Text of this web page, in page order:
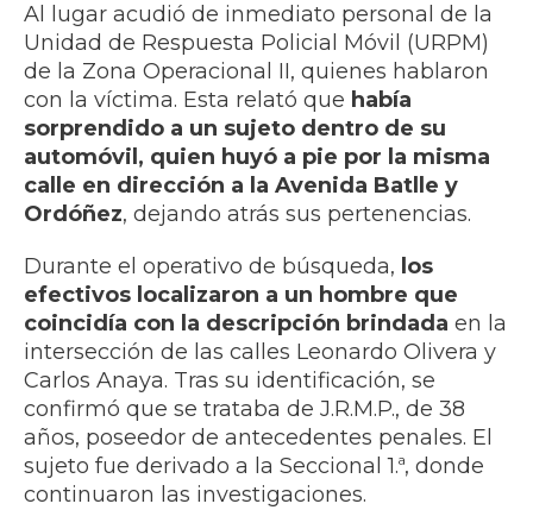
Al lugar acudió de inmediato personal de la
Unidad de Respuesta Policial Móvil (URPM)
de la Zona Operacional II, quienes hablaron
con la víctima. Esta relató que había
sorprendido a un sujeto dentro de su
automóvil, quien huyó a pie por la misma
calle en dirección a la Avenida Batlle y
Ordóñez, dejando atrás sus pertenencias.
Durante el operativo de búsqueda, los
efectivos localizaron a un hombre que
coincidía con la descripción brindada en la
intersección de las calles Leonardo Olivera y
Carlos Anaya. Tras su identificación, se
confirmó que se trataba de J.R.M.P., de 38
años, poseedor de antecedentes penales. El
sujeto fue derivado a la Seccional 1.ª, donde
continuaron las investigaciones.